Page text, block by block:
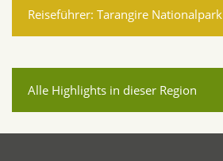
Reiseführer: Tarangire Nationalpark
Alle Highlights in dieser Region